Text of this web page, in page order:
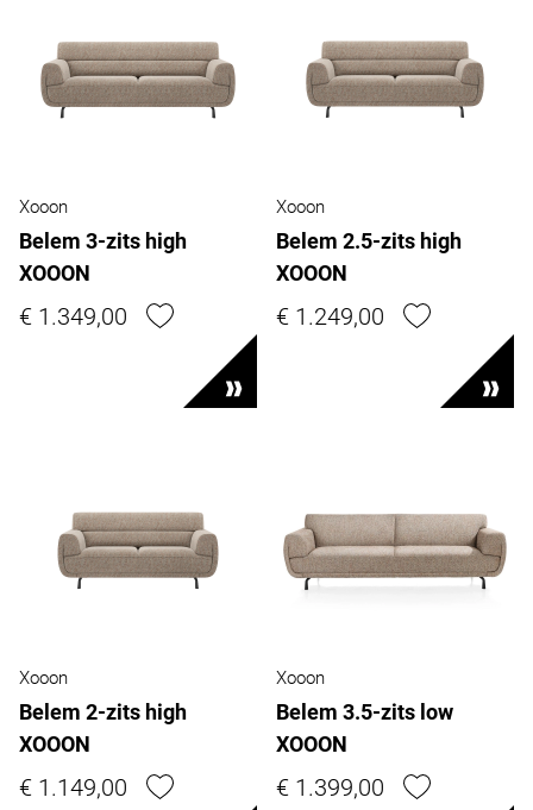
Xooon
Belem 3-zits high
XOOON
€ 1.349,00
Xooon
Belem 2.5-zits high
XOOON
€ 1.249,00
Xooon
Belem 2-zits high
XOOON
€ 1.149,00
Xooon
Belem 3.5-zits low
XOOON
€ 1.399,00